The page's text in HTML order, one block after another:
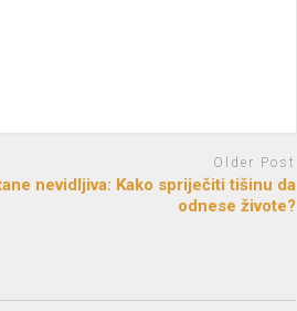
Older Post
nevidljiva: Kako spriječiti tišinu da
odnese živote?